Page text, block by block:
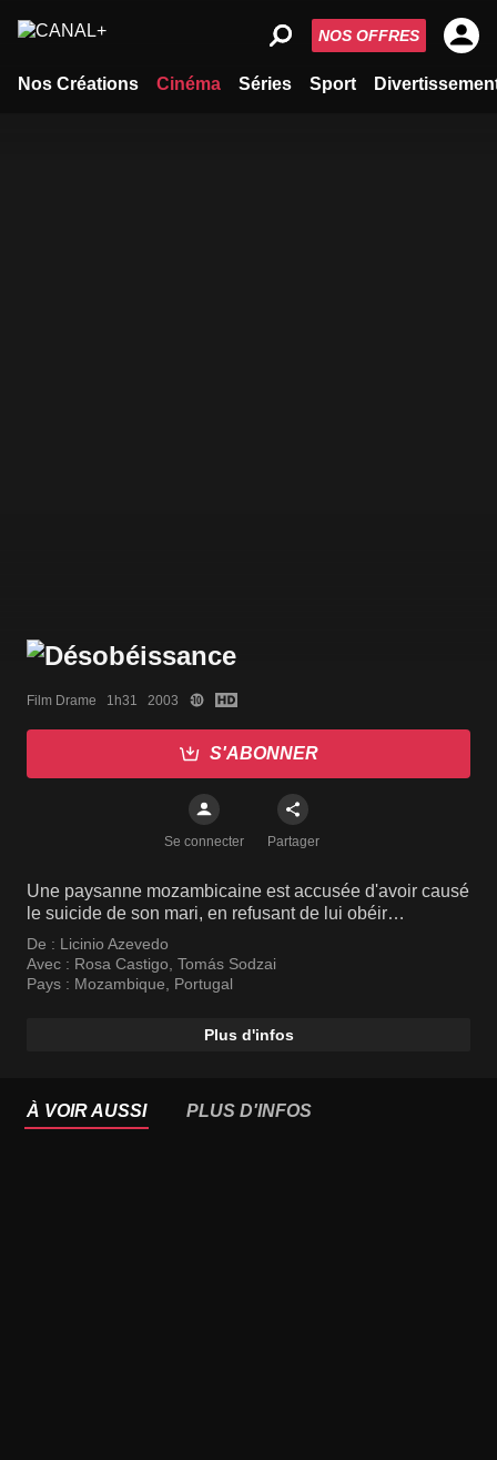
Nos Créations Cinéma Séries Sport
NOS OFFRES
Film Drame   1h31   2003
S'ABONNER
Se connecter Partager
Une paysanne mozambicaine est accusée d'avoir causé
le suicide de son mari, en refusant de lui obéir…
De : Licinio Azevedo
Avec : Rosa Castigo, Tomás Sodzai
Pays : Mozambique, Portugal
Plus d'infos
À VOIR AUSSI PLUS D'INFOS